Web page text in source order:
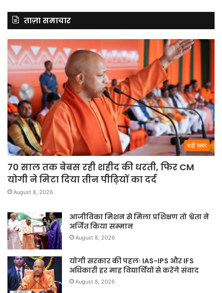
ताज़ा समाचार
बड़ी खबर
70 साल तक बेबस रही शहीद की धरती, फिर CM
योगी ने मिटा दिया तीन पीढ़ियों का दर्द
August 8, 2026
आजीविका मिशन से मिला प्रशिक्षण तो श्वेता ने
अर्जित किया सम्मान
August 8, 2026
योगी सरकार की पहलः IAS-IPS और IFS
अधिकारी हर माह विद्यार्थियों से करेंगे संवाद
August 8, 2026